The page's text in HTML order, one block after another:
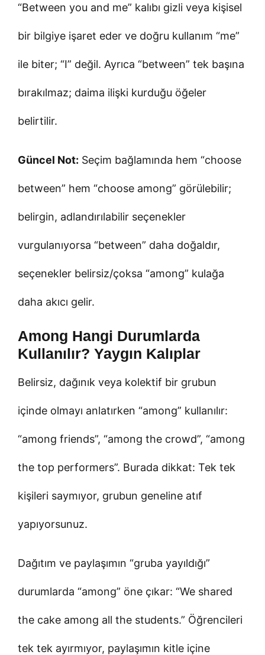
“Between you and me” kalıbı gizli veya kişisel
bir bilgiye işaret eder ve doğru kullanım “me”
ile biter; “I” değil. Ayrıca “between” tek başına
bırakılmaz; daima ilişki kurduğu öğeler
belirtilir.
Güncel Not: Seçim bağlamında hem “choose
between” hem “choose among” görülebilir;
belirgin, adlandırılabilir seçenekler
vurgulanıyorsa “between” daha doğaldır,
seçenekler belirsiz/çoksa “among” kulağa
daha akıcı gelir.
Among Hangi Durumlarda
Kullanılır? Yaygın Kalıplar
Belirsiz, dağınık veya kolektif bir grubun
içinde olmayı anlatırken “among” kullanılır:
“among friends”, “among the crowd”, “among
the top performers”. Burada dikkat: Tek tek
kişileri saymıyor, grubun geneline atıf
yapıyorsunuz.
Dağıtım ve paylaşımın “gruba yayıldığı”
durumlarda “among” öne çıkar: “We shared
the cake among all the students.” Öğrencileri
tek tek ayırmıyor, paylaşımın kitle içine